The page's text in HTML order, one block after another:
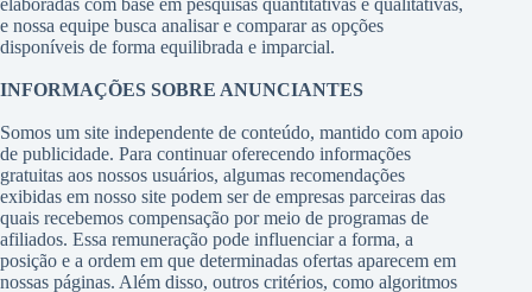
elaboradas com base em pesquisas quantitativas e qualitativas,
e nossa equipe busca analisar e comparar as opções
disponíveis de forma equilibrada e imparcial.
INFORMAÇÕES SOBRE ANUNCIANTES
Somos um site independente de conteúdo, mantido com apoio
de publicidade. Para continuar oferecendo informações
gratuitas aos nossos usuários, algumas recomendações
exibidas em nosso site podem ser de empresas parceiras das
quais recebemos compensação por meio de programas de
afiliados. Essa remuneração pode influenciar a forma, a
posição e a ordem em que determinadas ofertas aparecem em
nossas páginas. Além disso, outros critérios, como algoritmos